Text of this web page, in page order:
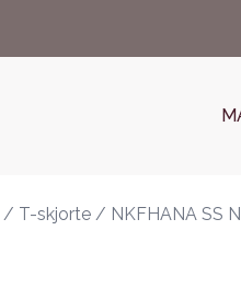
/ T-skjorte / NKFHANA SS